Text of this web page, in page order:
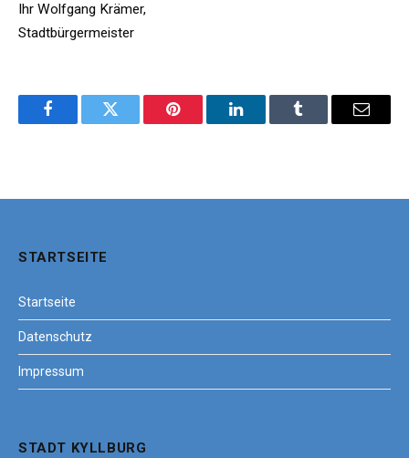
Ihr Wolfgang Krämer,
Stadtbürgermeister
FacebookTwitter Pinterest LinkedInTumblr Email
STARTSEITE
Startseite
Datenschutz
Impressum
STADT KYLLBURG